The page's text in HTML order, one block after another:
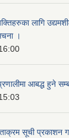
लागि
।
आबद्ध हुने
सूची प्रकाशन